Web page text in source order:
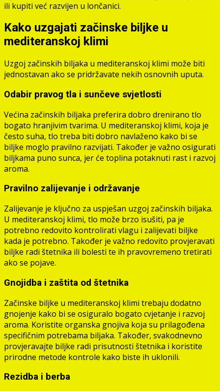
ili kupiti već razvijen u lončanici.
Kako uzgajati začinske biljke u
mediteranskoj klimi
Uzgoj začinskih biljaka u mediteranskoj klimi može biti
jednostavan ako se pridržavate nekih osnovnih uputa.
Odabir pravog tla i sunčeve svjetlosti
Većina začinskih biljaka preferira dobro drenirano tlo
bogato hranjivim tvarima. U mediteranskoj klimi, koja je
često suha, tlo treba biti dobro navlaženo kako bi se
biljke moglo pravilno razvijati. Također je važno osigurati
biljkama puno sunca, jer će toplina potaknuti rast i razvoj
aroma.
Pravilno zalijevanje i održavanje
Zalijevanje je ključno za uspješan uzgoj začinskih biljaka.
U mediteranskoj klimi, tlo može brzo isušiti, pa je
potrebno redovito kontrolirati vlagu i zalijevati biljke
kada je potrebno. Također je važno redovito provjeravati
biljke radi štetnika ili bolesti te ih pravovremeno tretirati
ako se pojave.
Gnojidba i zaštita od štetnika
Začinske biljke u mediteranskoj klimi trebaju dodatno
gnojenje kako bi se osiguralo bogato cvjetanje i razvoj
aroma. Koristite organska gnojiva koja su prilagođena
specifičnim potrebama biljaka. Također, svakodnevno
provjeravajte biljke radi prisutnosti štetnika i koristite
prirodne metode kontrole kako biste ih uklonili.
Rezidba i berba